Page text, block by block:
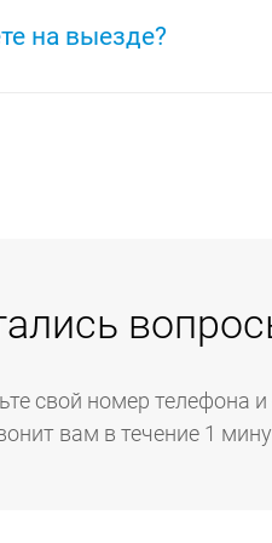
и аппаратная
на выезде?
свой номер телефона
вам в течение 1